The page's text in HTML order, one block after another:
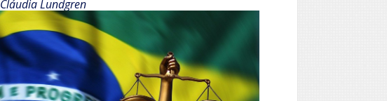
Cláudia Lundgren